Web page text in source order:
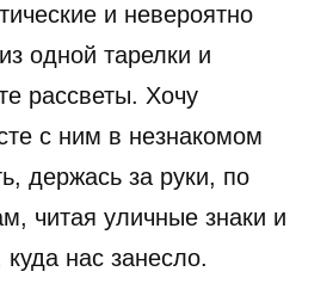
и невероятно
одной тарелки и
рассветы. Хочу
с ним в незнакомом
держась за руки, по
читая уличные знаки и
нас занесло.